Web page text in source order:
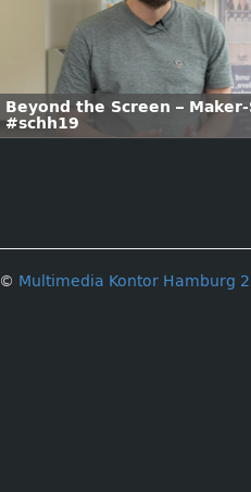
Beyond the Screen –
#schh19
© Multimedia Kontor Hamburg